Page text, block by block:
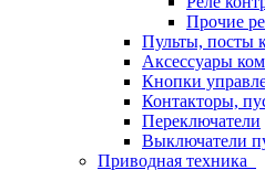
Прочие
Пульты, посты
Аксессуары
Кнопки
Контакторы,
Переключатели
Выключатели
Приводная техника